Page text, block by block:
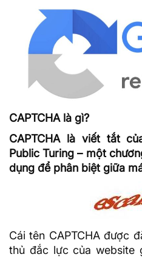
CAPTCHA là gì?
CAPTCHA là viết tắt
Public Turing – một
dụng để phân biệt giữa
Cái tên CAPTCHAđược
thủ đắc lực của website